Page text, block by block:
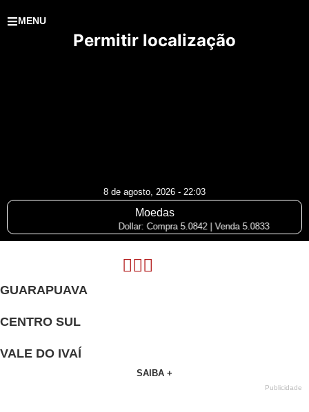
MENU
Permitir localização
8 de agosto, 2026 - 22:03
Moedas
Dollar: Compra 5.0842 | Venda 5.0833
GUARAPUAVA
CENTRO SUL
VALE DO IVAÍ
SAIBA +
Publicidade